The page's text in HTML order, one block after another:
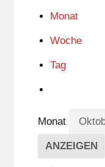
Monat
Woche
Tag
Monat